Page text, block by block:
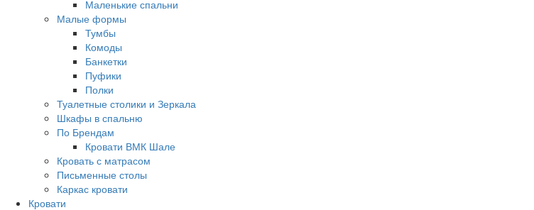
Маленькие спальни
Малые формы
Тумбы
Комоды
Банкетки
Пуфики
Полки
Туалетные столики и Зеркала
Шкафы в спальню
По Брендам
Кровати ВМК Шале
Кровать с матрасом
Письменные столы
Каркас кровати
Кровати